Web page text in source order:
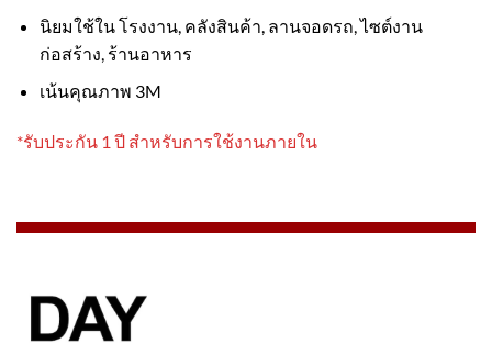
นิยมใช้ใน โรงงาน, คลังสินค้า, ลานจอดรถ, ไซต์งาน
ก่อสร้าง, ร้านอาหาร
เน้นคุณภาพ 3M
*รับประกัน 1 ปี สำหรับการใช้งานภายใน